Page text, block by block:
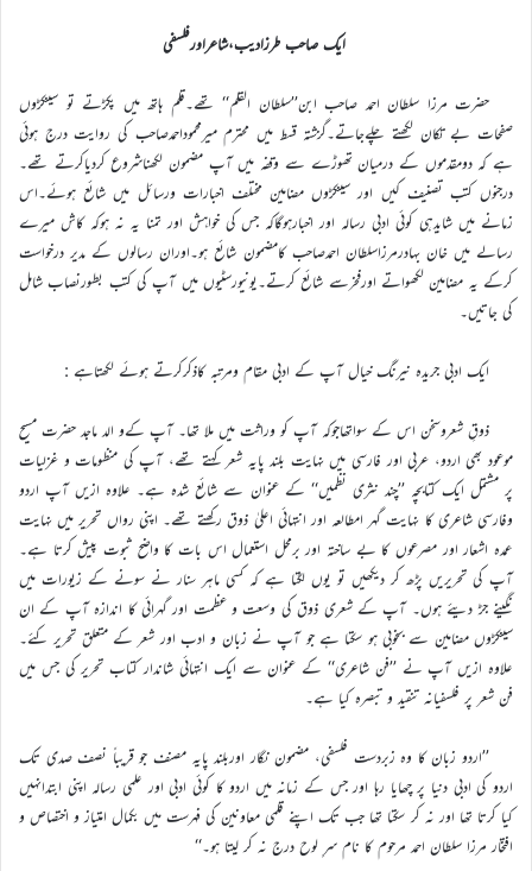
ایک صاحب طرزادیب،شاعراورفلسفی
حضرت مرزا سلطان احمد صاحب ابن’’سلطان القلم‘‘ تھے۔قلم ہاتھ میں پکڑتے تو سینکڑوں
صفحات بے تکان لکھتے چلےجاتے۔گزشتہ قسط میں محترم میرمحموداحمدصاحب کی روایت درج ہوئی
ہے کہ دومقدموں کے درمیان تھوڑے سے وقفہ میں آپ مضمون لکھناشروع کردیاکرتے تھے۔
درجنوں کتب تصنیف کیں اور سینکڑوں مضامین مختلف اخبارات ورسائل میں شائع ہوئے۔اس
زمانے میں شایدہی کوئی ادبی رسالہ اور اخبارہوگاکہ جس کی خواہش اور تمنا یہ نہ ہوکہ کاش میرے
رسالے میں خان بہادرمرزاسلطان احمدصاحب کامضمون شائع ہو۔اوران رسالوں کے مدیر درخواست
کرکے یہ مضامین لکھواتے اورفخرسے شائع کرتے۔یونیورسٹیوں میں آپ کی کتب بطورنصاب شامل
کی جاتیں۔
ایک ادبی جریدہ نیرنگ خیال آپ کے ادبی مقام ومرتبہ کاذکرکرتے ہوئے لکھتاہے :
ذوقِ شعروسخن اس کے سواتھاجوکہ آپ کو وراثت میں ملا تھا۔ آپ کےو الد ماجد حضرت مسیح
موعود بھی اردو، عربی اور فارسی میں نہایت بلند پایہ شعر کہتے تھے، آپ کی منظومات و غزلیات
پر مشتمل ایک کتابچہ ’’چند نثری نظمیں‘‘ کے عنوان سے شائع شدہ ہے۔ علاوہ ازیں آپ اردو
وفارسی شاعری کا نہایت گہر امطالعہ اور انتہائی اعلیٰ ذوق رکھتے تھے۔ اپنی رواں تحریر میں نہایت
عمدہ اشعار اور مصرعوں کا بے ساختہ اور برمحل استعمال اس بات کا واضح ثبوت پیش کرتا ہے۔
آپ کی تحریریں پڑھ کر دیکھیں تو یوں لگتا ہے کہ کسی ماہر سنار نے سونے کے زیورات میں
نگینے جڑ دیئے ہوں۔ آپ کے شعری ذوق کی وسعت و عظمت اور گہرائی کا اندازہ آپ کے ان
سینکڑوں مضامین سے بخوبی ہو سکتا ہے جو آپ نے زبان و ادب اور شعر کے متعلق تحریر کئے۔
علاوہ ازیں آپ نے ’’فن شاعری‘‘ کے عنوان سے ایک انتہائی شاندار کتاب تحریر کی جس میں
فن شعر پر فلسفیانہ تنقید و تبصرہ کیا ہے۔
’’اردو زبان کا وہ زبردست فلسفی، مضمون نگار اوربلند پایہ مصنف جو قریباً نصف صدی تک
اردو کی ادبی دنیا پر چھایا رہا اور جس کے زمانہ میں اردو کا کوئی ادبی اور علمی رسالہ اپنی ابتدانہیں
کیا کرتا تھا اور نہ کر سکتا تھا جب تک اپنے قلمی معاونین کی فہرست میں بکمال امتیاز و اختصاص و
افتخار مرزا سلطان احمد مرحوم کا نام سرِ لوح درج نہ کر لیتا ہو۔‘‘